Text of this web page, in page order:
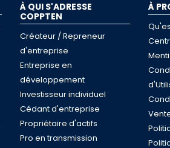
À QUI S'ADRESSE
COPPTEN
Créateur / Repreneur
d'entreprise
Entreprise en
développement
Investisseur individuel
Cédant d'entreprise
Propriétaire d'actifs
Pro en transmission
À